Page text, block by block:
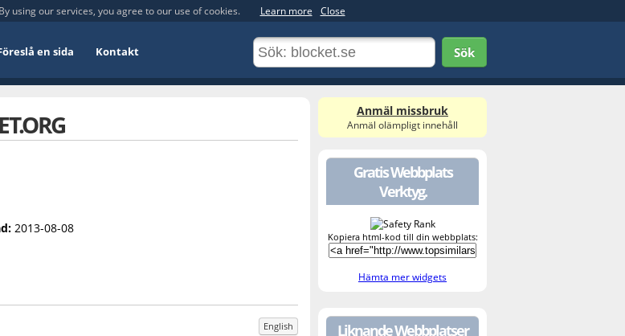
using our services, you agree to our use of cookies. Learn more Close
en sida Kontakt Sök
2013-08-08
English
Anmäl missbruk
Anmäl olämpligt innehåll
Gratis Webbplats
Verktyg.
Kopiera html-kod till din webbplats:
Hämta mer widgets
Liknande Webbplatser